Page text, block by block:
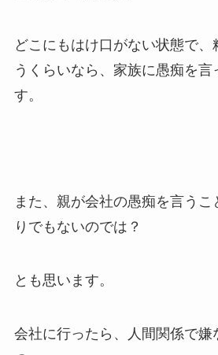
どこにもはけ口がない状態で、
うくらいなら、家族に愚痴を
す。
また、親が会社の愚痴を言う
りでもないのでは？
とも思います。
会社に行ったら、人間関係で嫌